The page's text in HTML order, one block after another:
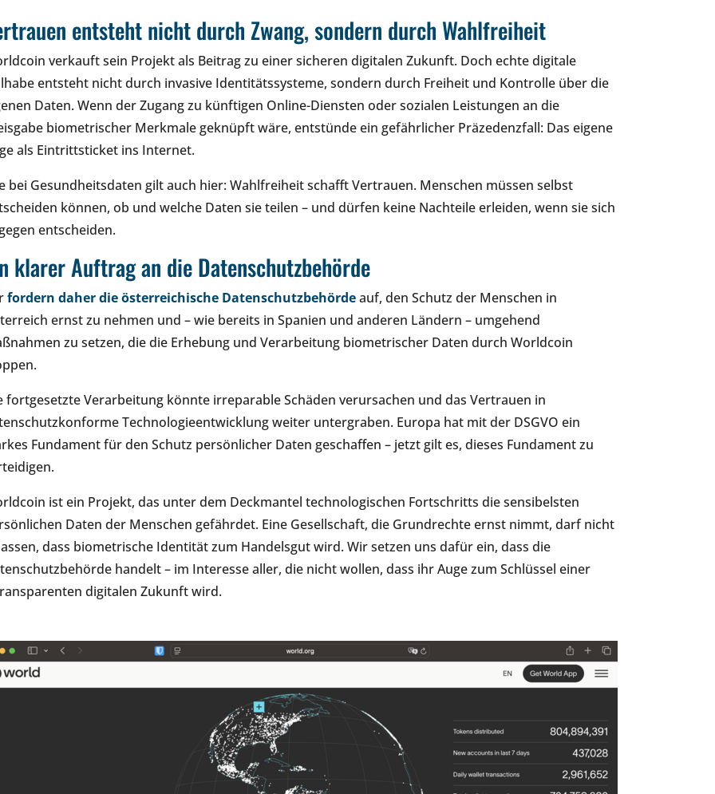
entsteht nicht durch Zwang, sondern durch Wahlfreiheit
verkauft sein Projekt als Beitrag zu einer sicheren digitalen Zukunft. Doch echte digitale
entsteht nicht durch invasive Identitätssysteme, sondern durch Freiheit und Kontrolle über die
Daten. Wenn der Zugang zu künftigen Online-Diensten oder sozialen Leistungen an die
biometrischer Merkmale geknüpft wäre, entstünde ein gefährlicher Präzedenzfall: Das eigene
als Eintrittsticket ins Internet.
bei Gesundheitsdaten gilt auch hier: Wahlfreiheit schafft Vertrauen. Menschen müssen selbst
können, ob und welche Daten sie teilen – und dürfen keine Nachteile erleiden, wenn sie sich
entscheiden.
klarer Auftrag an die Datenschutzbehörde
fordern daher die österreichische Datenschutzbehördeauf, den Schutz der Menschen in
ernst zu nehmen und – wie bereits in Spanien und anderen Ländern – umgehend
zu setzen, die die Erhebung und Verarbeitung biometrischer Daten durch Worldcoin
fortgesetzte Verarbeitung könnte irreparable Schäden verursachen und das Vertrauen in
Technologieentwicklung weiter untergraben. Europa hat mit der DSGVO ein
Fundament für den Schutz persönlicher Daten geschaffen – jetzt gilt es, dieses Fundament zu
ist ein Projekt, das unter dem Deckmantel technologischen Fortschritts die sensibelsten
Daten der Menschen gefährdet. Eine Gesellschaft, die Grundrechte ernst nimmt, darf nicht
dass biometrische Identität zum Handelsgut wird. Wir setzen uns dafür ein, dass die
handelt – im Interesse aller, die nicht wollen, dass ihr Auge zum Schlüssel einer
digitalen Zukunft wird.